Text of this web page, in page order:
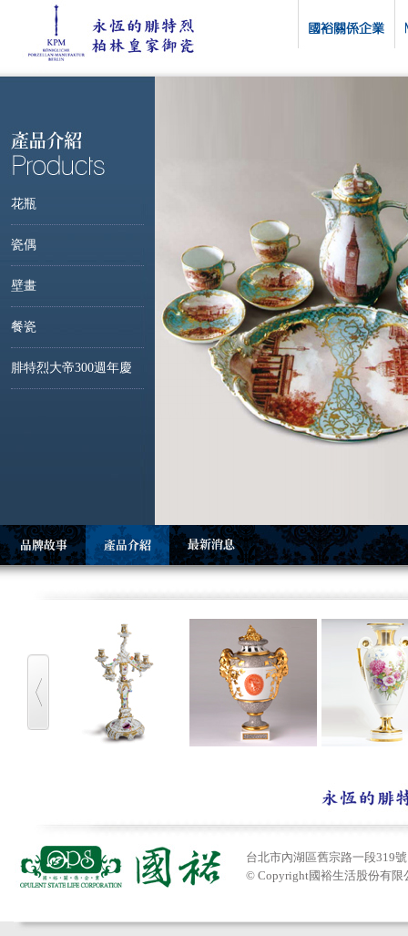
花瓶
瓷偶
壁畫
餐瓷
腓特烈大帝300週年慶
台北市內湖區舊宗路一段
© Copyright國裕生活股份有限